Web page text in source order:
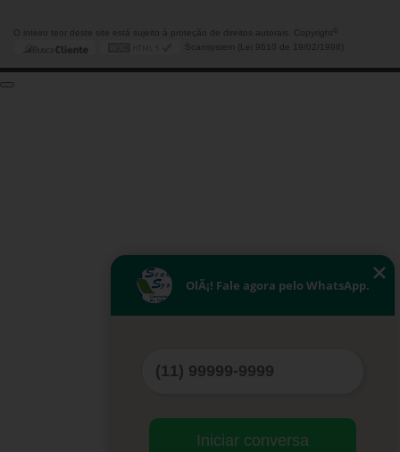
O inteiro teor deste site está sujeito à proteção de direitos autorais. Copyright
Scansystem (Lei 9610 de 19/02/1998)
OlÃ¡! Fale agora pelo WhatsApp.
Iniciar conversa